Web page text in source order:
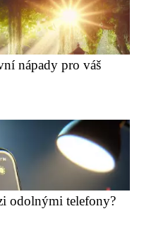
nápady pro váš
odolnými telefony?